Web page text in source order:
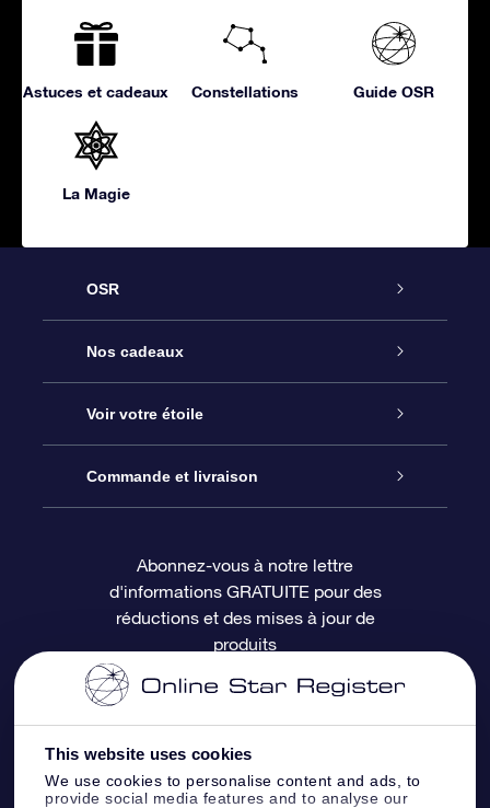
This website uses cookies
We use cookies to personalise content and ads, to
provide social media features and to analyse our
Astuces et cadeaux Constellations Guide OSR
La Magie
OSR
Service
À propos de l’OSR
Nous contacter
Questions fréquemment posées
Revues
Nos cadeaux
Cadeau d’étoile en ligne
Coffret cadeau OSR
Carte cadeau OSR
Voir votre étoile
Registre des étoiles
Page d’accueil personnalisée
Appli Voler vers les étoiles
Commande et livraison
Informations de paiement
Informations d’expédition
Politique de retour
Constellations
Abonnez-vous à notre lettre
d'informations GRATUITE pour des
réductions et des mises à jour de
produits